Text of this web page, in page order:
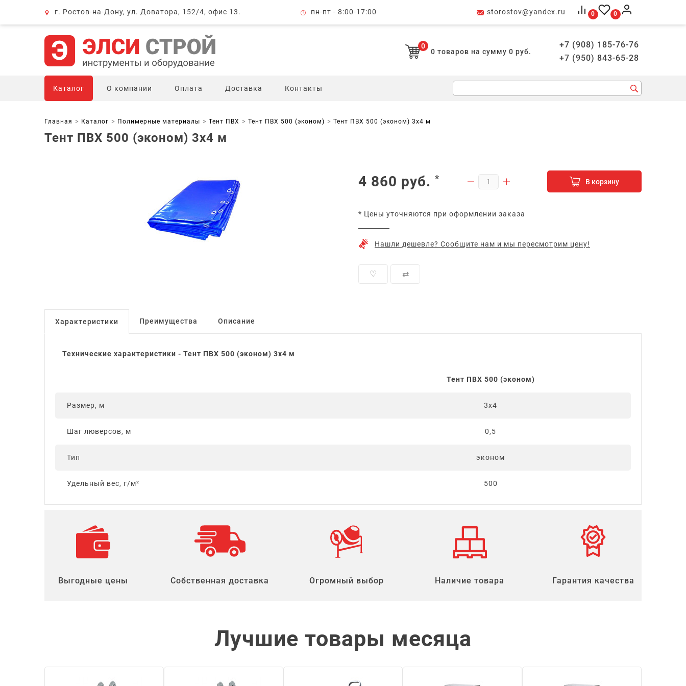
г. Ростов-на-Дону, ул. Доватора, 152/4, офис 13. пн-пт - 8:00-17:00 storostov@yandex.ru 0 0
0
0 товаров на сумму 0 руб.
+7 (908) 185-76-76
+7 (950) 843-65-28
Каталог О компании Оплата Доставка Контакты
Главная Каталог Полимерные материалы Тент ПВХ Тент ПВХ 500 (эконом) Тент ПВХ 500 (эконом) 3x4 м
Тент ПВХ 500 (эконом) 3x4 м
4 860 руб. * В корзину
* Цены уточняются при оформлении заказа
Нашли дешевле? Сообщите нам и мы пересмотрим цену!
♡ ⇄
Характеристики Преимущества Описание
Технические характеристики - Тент ПВХ 500 (эконом) 3x4 м
Тент ПВХ 500 (эконом)
Размер, м 3х4
Шаг люверсов, м 0,5
Тип эконом
Удельный вес, г/м² 500
Выгодные цены Собственная доставка Огромный выбор Наличие товара Гарантия качества
Лучшие товары месяца